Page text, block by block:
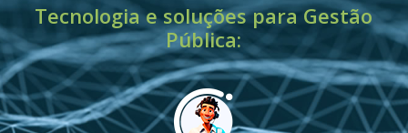
Tecnologia e soluções para Gestão
Pública: